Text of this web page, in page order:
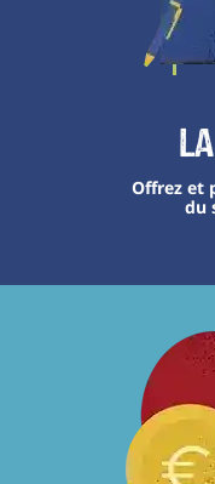
Offrez et
du